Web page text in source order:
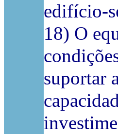
edifício-
18) O
suportar